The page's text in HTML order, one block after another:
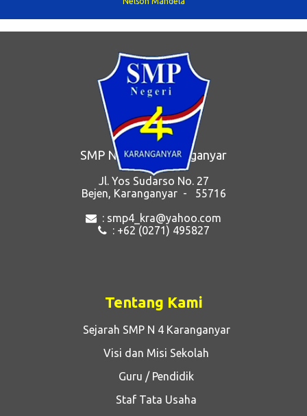
pembelajaran. Kriteria Ketercapaian Tujuan Pembelajaran
pendidik dapat memperbaiki pros...
SMP Negeri 4 Karanganyar
Jl. Yos Sudarso No. 27
Bejen, Karanganyar - 55716
: smp4_kra@yahoo.com
: +62 (0271) 495827
Tentang Kami
Sejarah SMP N 4 Karanganyar
Visi dan Misi Sekolah
Guru / Pendidik
Staf Tata Usaha